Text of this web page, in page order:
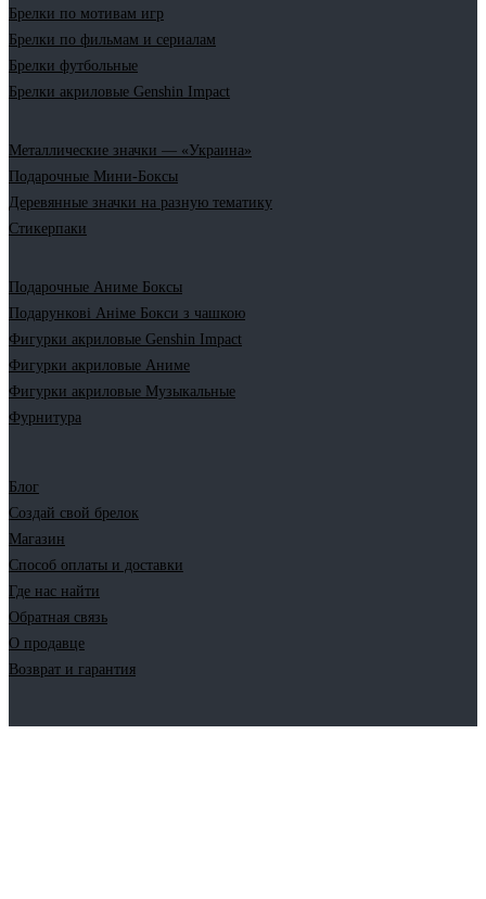
Брелки по мотивам игр
Брелки по фильмам и сериалам
Брелки футбольные
Брелки акриловые Genshin Impact
Металлические значки — «Украина»
Подарочные Мини-Боксы
Деревянные значки на разную тематику
Стикерпаки
Подарочные Аниме Боксы
Подарункові Аніме Бокси з чашкою
Фигурки акриловые Genshin Impact
Фигурки акриловые Аниме
Фигурки акриловые Музыкальные
Фурнитура
Блог
Создай свой брелок
Магазин
Способ оплаты и доставки
Где нас найти
Обратная связь
О продавце
Возврат и гарантия